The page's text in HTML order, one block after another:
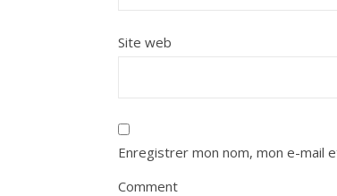
Site web
Enregistrer mon nom, mon e-mail
Comment